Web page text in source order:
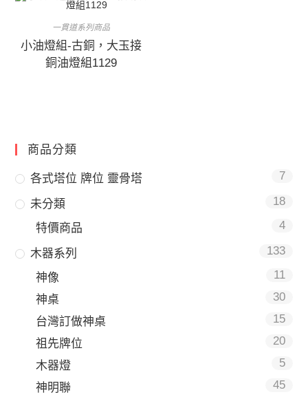
一貫道系列商品
小油燈組-古銅，大玉接
銅油燈組1129
商品分類
各式塔位 牌位 靈骨塔 7
未分類 18
特價商品 4
木器系列 133
神像
11
神桌
30
台灣訂做神桌
15
祖先牌位
20
木器燈
5
神明聯
45